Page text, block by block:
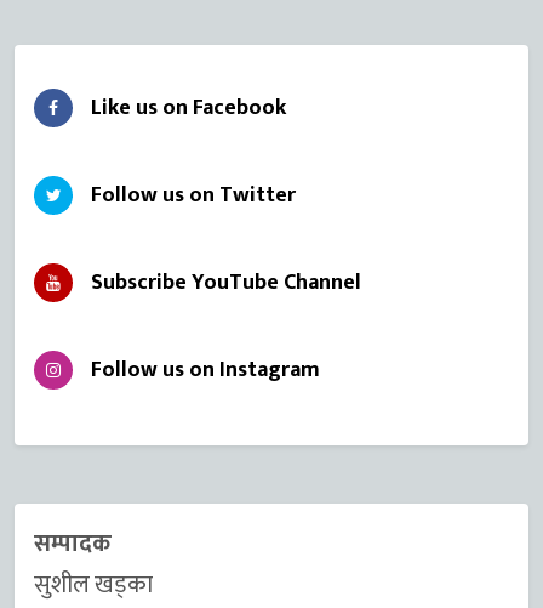
Like us on Facebook
Follow us on Twitter
Subscribe YouTube Channel
Follow us on Instagram
सम्पादक
सुशील खड्का